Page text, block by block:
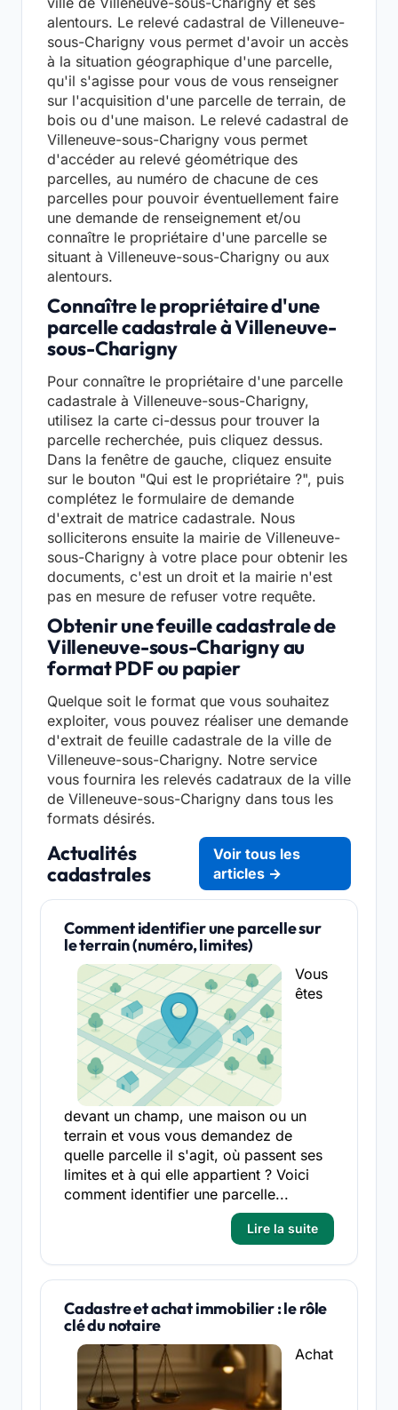
alentours. Le relevé cadastral de Villeneuve-
sous-Charigny vous permet d'avoir un accès
à la situation géographique d'une parcelle,
qu'il s'agisse pour vous de vous renseigner
sur l'acquisition d'une parcelle de terrain, de
bois ou d'une maison. Le relevé cadastral de
Villeneuve-sous-Charigny vous permet
d'accéder au relevé géométrique des
parcelles, au numéro de chacune de ces
parcelles pour pouvoir éventuellement faire
une demande de renseignement et/ou
connaître le propriétaire d'une parcelle se
situant à Villeneuve-sous-Charigny ou aux
alentours.
Connaître le propriétaire d'une
parcelle cadastrale à Villeneuve-
sous-Charigny
Pour connaître le propriétaire d'une parcelle
cadastrale à Villeneuve-sous-Charigny,
utilisez la carte ci-dessus pour trouver la
parcelle recherchée, puis cliquez dessus.
Dans la fenêtre de gauche, cliquez ensuite
sur le bouton "Qui est le propriétaire ?", puis
complétez le formulaire de demande
d'extrait de matrice cadastrale. Nous
solliciterons ensuite la mairie de Villeneuve-
sous-Charigny à votre place pour obtenir les
documents, c'est un droit et la mairie n'est
pas en mesure de refuser votre requête.
Obtenir une feuille cadastrale de
Villeneuve-sous-Charigny au
format PDF ou papier
Quelque soit le format que vous souhaitez
exploiter, vous pouvez réaliser une demande
d'extrait de feuille cadastrale de la ville de
Villeneuve-sous-Charigny. Notre service
vous fournira les relevés cadatraux de la ville
de Villeneuve-sous-Charigny dans tous les
formats désirés.
Actualités
cadastrales
Voir tous les
articles →
Comment identifier une parcelle sur
le terrain (numéro, limites)
Vous
êtes
devant un champ, une maison ou un
terrain et vous vous demandez de
quelle parcelle il s'agit, où passent ses
limites et à qui elle appartient ? Voici
comment identifier une parcelle...
Lire la suite
Cadastre et achat immobilier : le rôle
clé du notaire
Achat